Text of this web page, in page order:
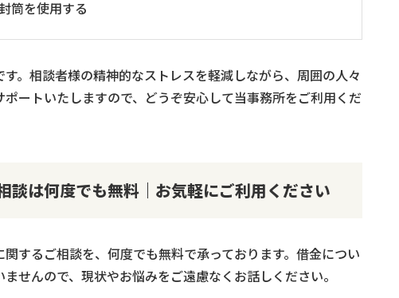
筒を使用する
。相談者様の精神的なストレスを軽減しながら、周囲の人々
ートいたしますので、どうぞ安心して当事務所をご利用くだ
談は何度でも無料｜お気軽にご利用ください
するご相談を、何度でも無料で承っております。借金につい
せんので、現状やお悩みをご遠慮なくお話しください。